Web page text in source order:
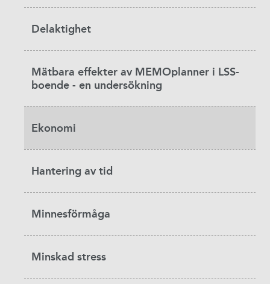
Delaktighet
Mätbara effekter av MEMOplanner i LSS-
boende - en undersökning
Ekonomi
Hantering av tid
Minnesförmåga
Minskad stress